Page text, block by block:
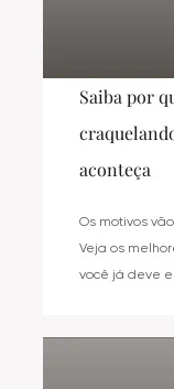
Saiba por
aconteça
Os motivos
Veja os
você já deve